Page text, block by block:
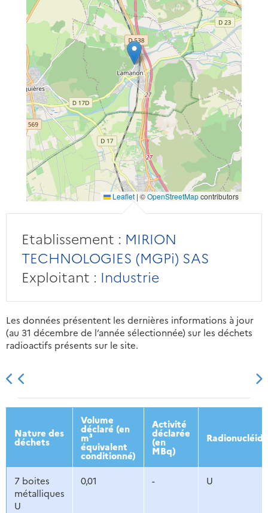
Leaflet | ©OpenStreetMapcontributors
Etablissement : MIRION
TECHNOLOGIES (MGPi) SAS
Exploitant : Industrie
Les données présentent les dernières informations à jour
(au 31 décembre de l’année sélectionnée) sur les déchets
radioactifs présents sur le site.
2013 2014 2015 2016
Nature des
déchets
Volume
déclaré (en
m³
équivalent
conditionné)
Activité
déclarée
(en
MBq)
7 boites
métalliques
U
0,01 - U